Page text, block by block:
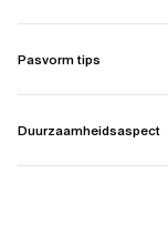
Pasvorm tips
Duurzaamheidsaspect